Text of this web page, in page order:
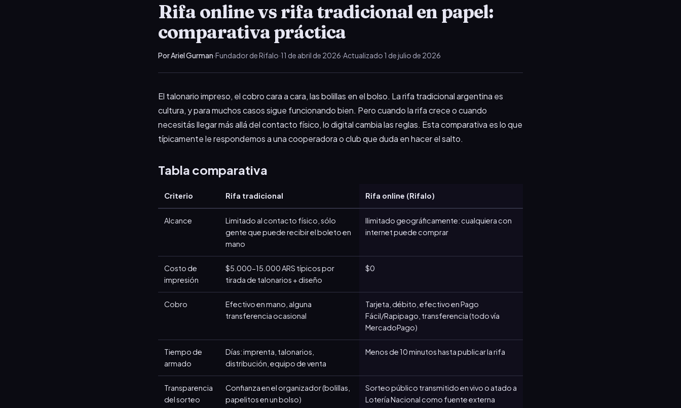
Rifa online vs rifa tradicional en papel:
comparativa práctica
Por Ariel Gurman·Fundador de Rifalo·11 de abril de 2026·Actualizado 1 de julio de 2026
El talonario impreso, el cobro cara a cara, las bolillas en el bolso. La rifa tradicional argentina es
cultura, y para muchos casos sigue funcionando bien. Pero cuando la rifa crece o cuando
necesitás llegar más allá del contacto físico, lo digital cambia las reglas. Esta comparativa es lo que
típicamente le respondemos a una cooperadora o club que duda en hacer el salto.
Tabla comparativa
Criterio Rifa tradicional Rifa online (Rifalo)
Alcance
Limitado al contacto físico, sólo
gente que puede recibir el boleto en
mano
Ilimitado geográficamente: cualquiera con
internet puede comprar
Costo de
impresión
$5.000-15.000 ARS típicos por
tirada de talonarios + diseño
$0
Cobro
Efectivo en mano, alguna
transferencia ocasional
Tarjeta, débito, efectivo en Pago
Fácil/Rapipago, transferencia (todo vía
MercadoPago)
Tiempo de
armado
Días: imprenta, talonarios,
distribución, equipo de venta
Menos de 10 minutos hasta publicar la rifa
Transparencia
del sorteo
Confianza en el organizador (bolillas,
papelitos en un bolso)
Sorteo público transmitido en vivo o atado a
Lotería Nacional como fuente externa